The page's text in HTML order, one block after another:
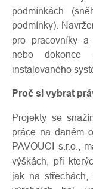
podmínkách
podmínky).
pro pracovníky a
nebo dokonce
instalovaného
Proč si vybrat
Projekty se
práce na daném
PAVOUCI s.r.o.,
výškách, při
jak na střechách,